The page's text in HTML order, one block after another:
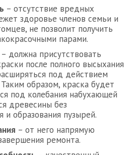
– отсутствие вредных
здоровье членов семьи и
не позволит получить
парами.
– должна присутствовать
после полного высыхания
под действием
Таким образом, краска будет
под колебания набухающей
древесины без
и образования пузырей.
– от него напрямую
ремонта.